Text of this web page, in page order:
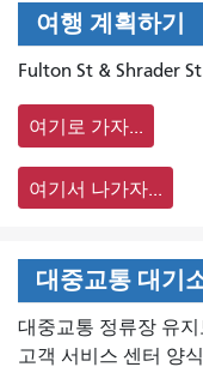
여행 계획하기
Fulton St & Shrader
여기로 가자...
여기서 나가자...
대중교통 대기
대중교통 정류장 유
고객 서비스 센터 양